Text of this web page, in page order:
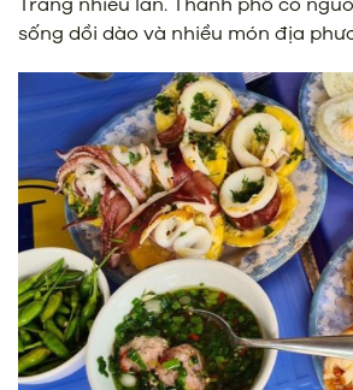
sống dồi dào và nhiều món địa